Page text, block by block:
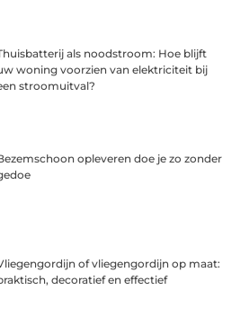
als noodstroom: Hoe blijft
woning voorzien van elektriciteit bij
stroomuitval?
opleveren doe je zo zonder
of vliegengordijn op maat:
decoratief en effectief